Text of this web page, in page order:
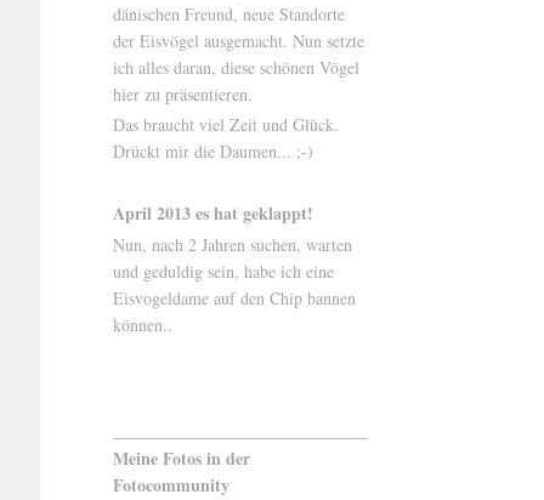
dänischen Freund, neue Standorte
der Eisvögel ausgemacht. Nun setzte
ich alles daran, diese schönen Vögel
hier zu präsentieren.
Das braucht viel Zeit und Glück.
Drückt mir die Daumen... ;-)
April 2013 es hat geklappt!
Nun, nach 2 Jahren suchen, warten
und geduldig sein, habe ich eine
Eisvogeldame auf den Chip bannen
können..
Meine Fotos in der
Fotocommunity